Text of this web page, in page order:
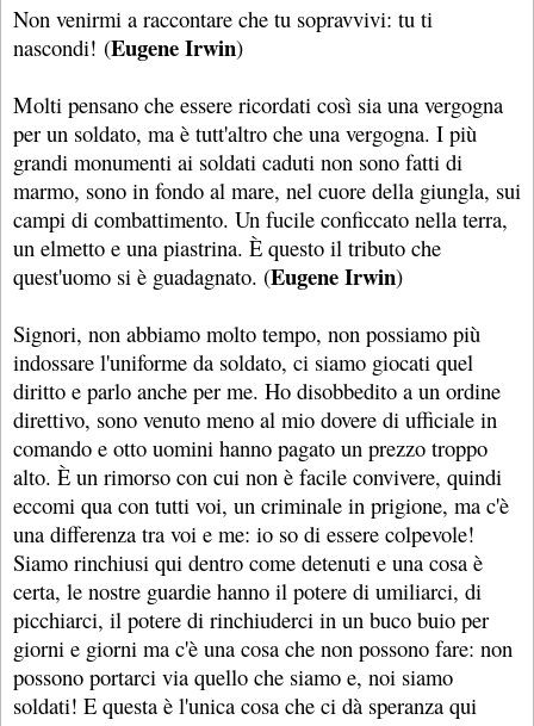
Non venirmi a raccontare che tu sopravvivi: tu ti
nascondi! (Eugene Irwin)
Molti pensano che essere ricordati così sia una vergogna
per un soldato, ma è tutt'altro che una vergogna. I più
grandi monumenti ai soldati caduti non sono fatti di
marmo, sono in fondo al mare, nel cuore della giungla, sui
campi di combattimento. Un fucile conficcato nella terra,
un elmetto e una piastrina. È questo il tributo che
quest'uomo si è guadagnato. (Eugene Irwin)
Signori, non abbiamo molto tempo, non possiamo più
indossare l'uniforme da soldato, ci siamo giocati quel
diritto e parlo anche per me. Ho disobbedito a un ordine
direttivo, sono venuto meno al mio dovere di ufficiale in
comando e otto uomini hanno pagato un prezzo troppo
alto. È un rimorso con cui non è facile convivere, quindi
eccomi qua con tutti voi, un criminale in prigione, ma c'è
una differenza tra voi e me: io so di essere colpevole!
Siamo rinchiusi qui dentro come detenuti e una cosa è
certa, le nostre guardie hanno il potere di umiliarci, di
picchiarci, il potere di rinchiuderci in un buco buio per
giorni e giorni ma c'è una cosa che non possono fare: non
possono portarci via quello che siamo e, noi siamo
soldati! E questa è l'unica cosa che ci dà speranza qui